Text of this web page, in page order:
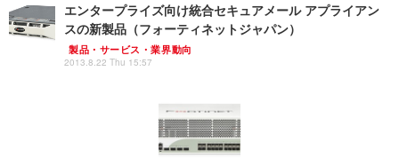
エンタープライズ向け統合セキュアメール アプライアン
スの新製品（フォーティネットジャパン）
製品・サービス・業界動向
2013.8.22 Thu 15:57